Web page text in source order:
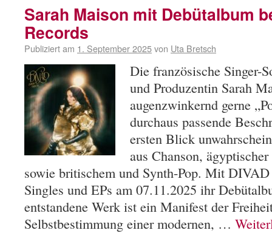
Sarah Maison mit Debütalbum
Records
Publiziert am 1. September 2025von Uta Bretsch
Die französische Singer-
und Produzentin Sarah
augenzwinkernd gerne
durchaus passende
ersten Blick
aus Chanson,
sowie britischem und Synth-Pop. Mit
Singles und EPs am 07.11.2025 ihr
entstandene Werk ist ein Manifest der
Selbstbestimmung einer modernen, …